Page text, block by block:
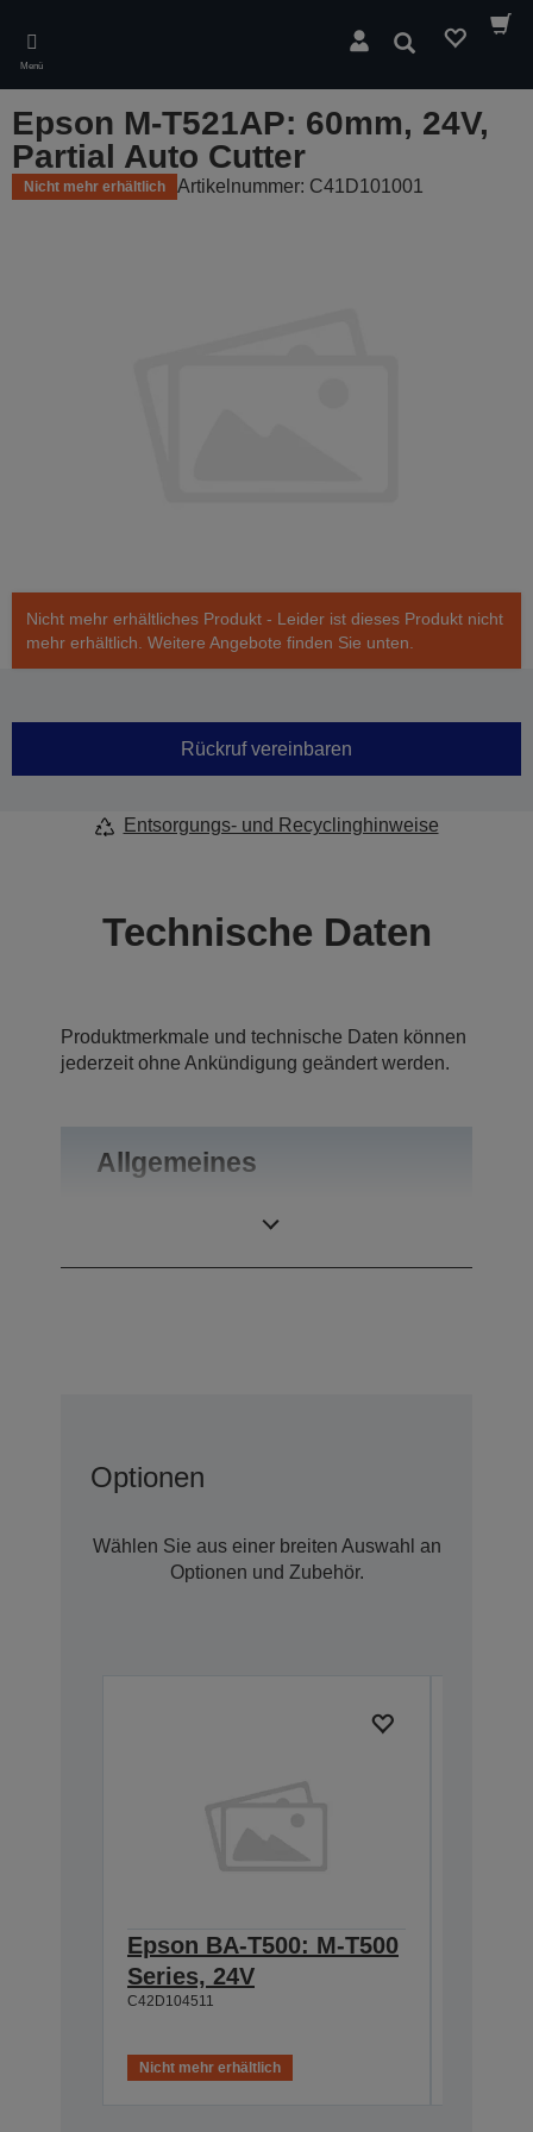
main
content
Menü
Suchen
Epson M-T521AP: 60mm, 24V,
Partial Auto Cutter
Nicht mehr erhältlich Artikelnummer: C41D101001
Nicht mehr erhältliches Produkt - Leider ist dieses Produkt nicht
mehr erhältlich. Weitere Angebote finden Sie unten.
Rückruf vereinbaren
Entsorgungs- und Recyclinghinweise
Technische Daten
Produktmerkmale und technische Daten können
jederzeit ohne Ankündigung geändert werden.
Allgemeines
Optionen
Wählen Sie aus einer breiten Auswahl an
Optionen und Zubehör.
Epson BA-T500: M-T500
Series, 24V
C42D104511
Nicht mehr erhältlich